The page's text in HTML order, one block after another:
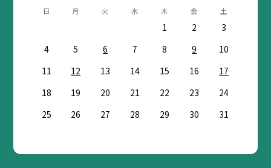
日 月 火 水 木 金 土
1 2
3
4
5 6 7 8 9
10
11
12 13 14 15 16
17
18
19 20 21 22 23
24
25
26 27 28 29 30 31